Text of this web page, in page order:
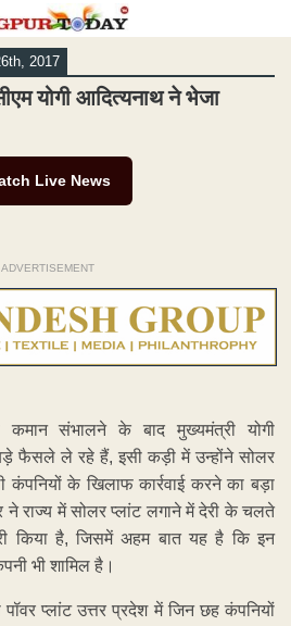
2017
योगी आदित्यनाथ ने भेजा
Live News
ADVERTISEMENT
संभालने के बाद मुख्यमंत्री योगी
फैसले ले रहे हैं, इसी कड़ी में उन्होंने सोलर
कंपनियों के खिलाफ कार्रवाई करने का बड़ा
ने राज्य में सोलर प्लांट लगाने में देरी के चलते
किया है, जिसमें अहम बात यह है कि इन
भी शामिल है।
प्लांट उत्तर प्रदेश में जिन छह कंपनियों